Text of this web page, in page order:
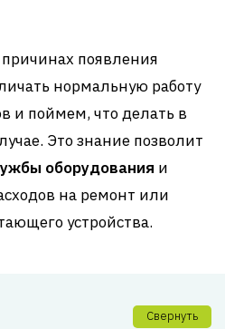
появления
нормальную работу
и поймем, что делать в
Это знание позволит
оборудования и
на ремонт или
устройства.
Свернуть